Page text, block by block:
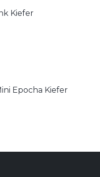
Kiefer
Epocha Kiefer